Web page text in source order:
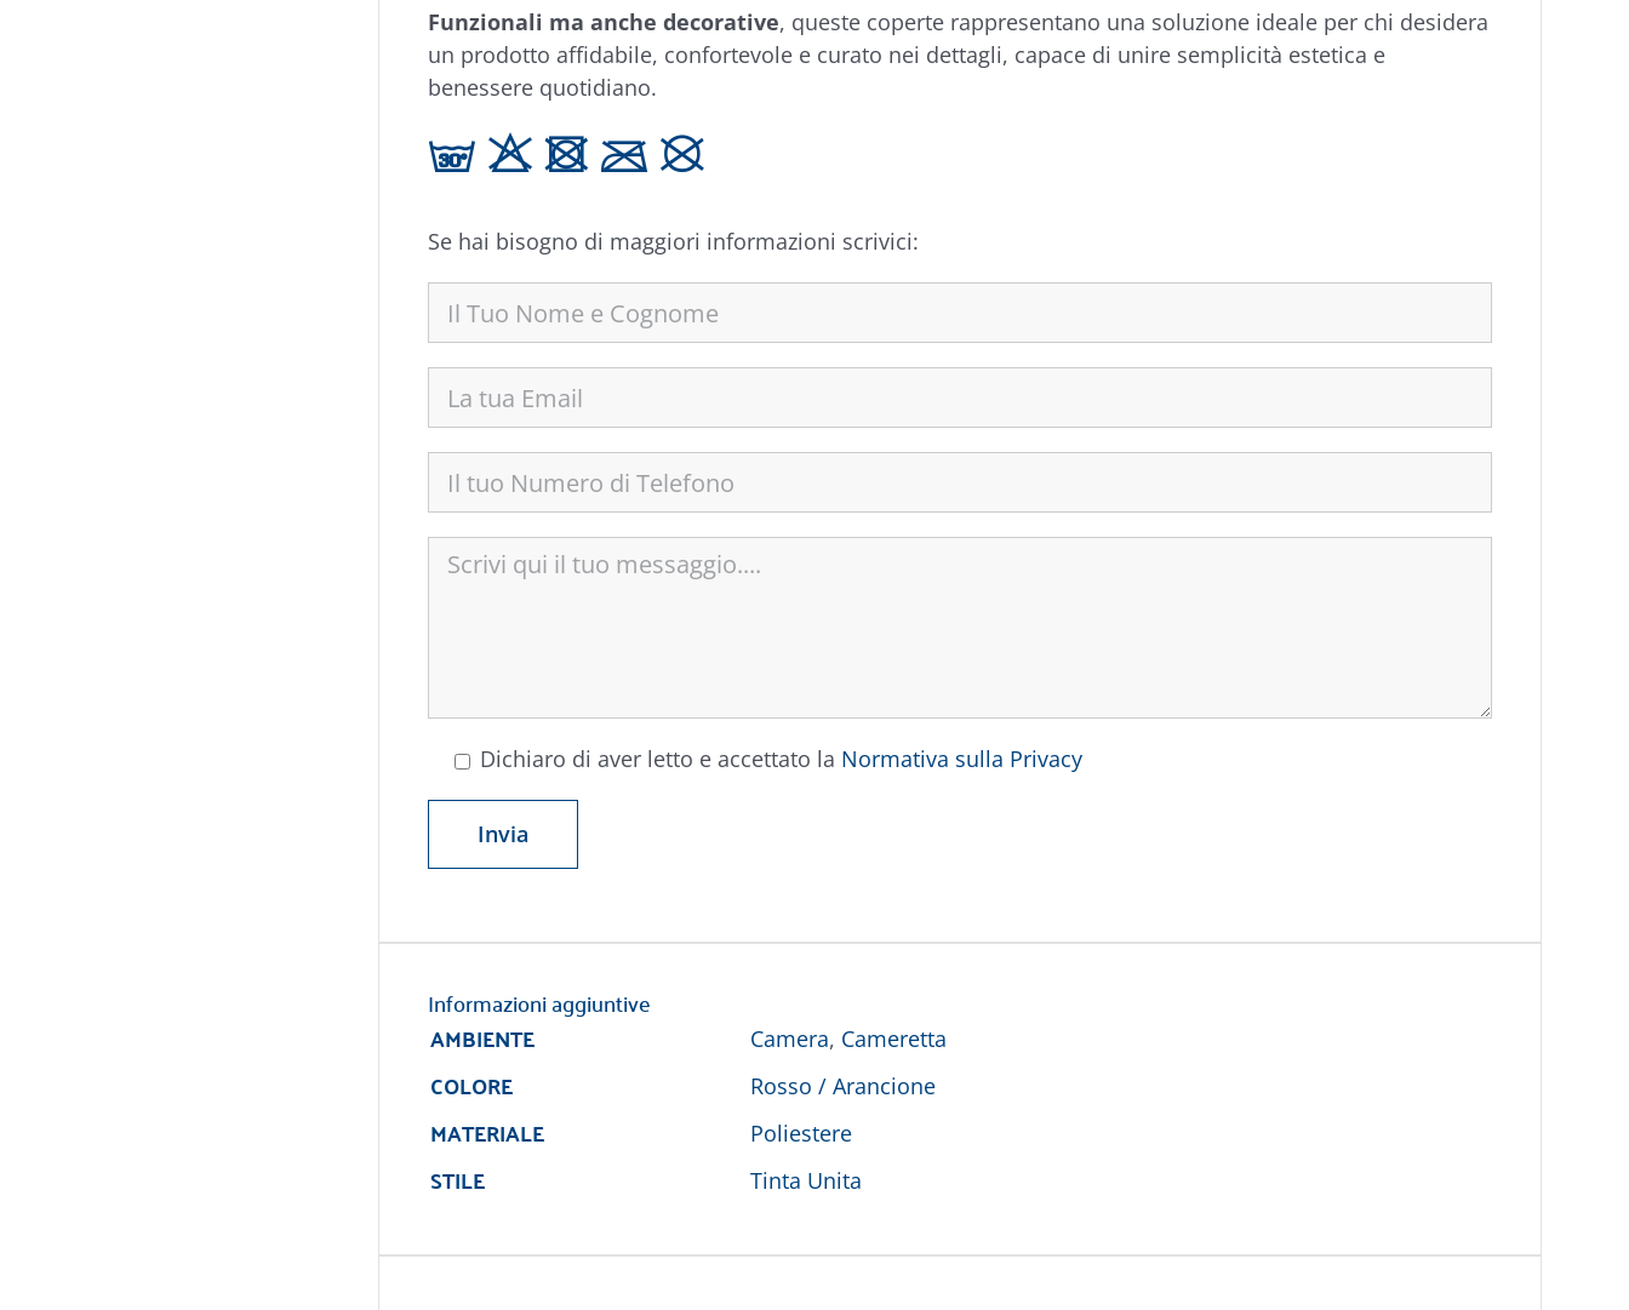
Funzionali ma anche decorative, queste coperte rappresentano una soluzione ideale per chi desidera
un prodotto affidabile, confortevole e curato nei dettagli, capace di unire semplicità estetica e
benessere quotidiano.
g H U C K
Se hai bisogno di maggiori informazioni scrivici:
Dichiaro di aver letto e accettato la Normativa sulla Privacy
Informazioni aggiuntive
AMBIENTE
Camera, Cameretta
COLORE Rosso / Arancione
MATERIALE Poliestere
STILE Tinta Unita